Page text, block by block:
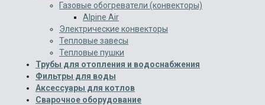
Газовые обогреватели (конвекторы)
Alpine Air
Электрические конвекторы
Тепловые завесы
Тепловые пушки
Трубы для отопления и водоснабжения
Фильтры для воды
Аксессуары для котлов
Сварочное оборудование